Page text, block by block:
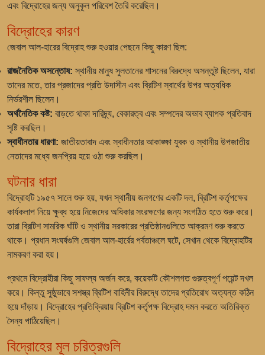
এবং বিদ্রোহের জন্য অনুকূল পরিবেশ তৈরি করেছিল।
বিদ্রোহের কারণ
জেবাল আল-হারের বিদ্রোহ শুরু হওয়ার পেছনে কিছু কারণ ছিল:
রাজনৈতিক অসন্তোষ: স্থানীয় মানুষ সুলতানের শাসনের বিরুদ্ধে অসন্তুষ্ট ছিলেন, যারা
তাদের মতে, তার প্রজাদের প্রতি উদাসীন এবং ব্রিটিশ স্বার্থের উপর অত্যধিক
নির্ভরশীল ছিলেন।
অর্থনৈতিক কষ্ট: বাড়তে থাকা দারিদ্র্য, বেকারত্ব এবং সম্পদের অভাব ব্যাপক প্রতিবাদ
সৃষ্টি করছিল।
স্বাধীনতার ধারণা: জাতীয়তাবাদ এবং স্বাধীনতার আকাঙ্ক্ষা যুবক ও স্থানীয় উপজাতীয়
নেতাদের মধ্যে জনপ্রিয় হয়ে ওঠা শুরু করছিল।
ঘটনার ধারা
বিদ্রোহটি ১৯৫৭ সালে শুরু হয়, যখন স্থানীয় জনগণের একটি দল, ব্রিটিশ কর্তৃপক্ষের
কার্যকলাপ নিয়ে ক্ষুব্ধ হয়ে নিজেদের অধিকার সংরক্ষণের জন্য সংগঠিত হতে শুরু করে।
তারা ব্রিটিশ সামরিক ঘাঁটি ও স্থানীয় সরকারের প্রতিষ্ঠানগুলিতে আক্রমণ শুরু করতে
থাকে। প্রধান সংঘর্ষগুলি জেবাল আল-হার্রের পর্বতাঞ্চলে ঘটে, সেখান থেকে বিদ্রোহটির
নামকরণ করা হয়।
প্রথমে বিদ্রোহীরা কিছু সাফল্য অর্জন করে, কয়েকটি কৌশলগত গুরুত্বপূর্ণ পয়েন্ট দখল
করে। কিন্তু সুষ্ঠুভাবে সশস্ত্র ব্রিটিশ বাহিনীর বিরুদ্ধে তাদের প্রতিরোধ অত্যন্ত কঠিন
হয়ে দাঁড়ায়। বিদ্রোহের প্রতিক্রিয়ায় ব্রিটিশ কর্তৃপক্ষ বিদ্রোহ দমন করতে অতিরিক্ত
সৈন্য পাঠিয়েছিল।
বিদ্রোহের মূল চরিত্রগুলি